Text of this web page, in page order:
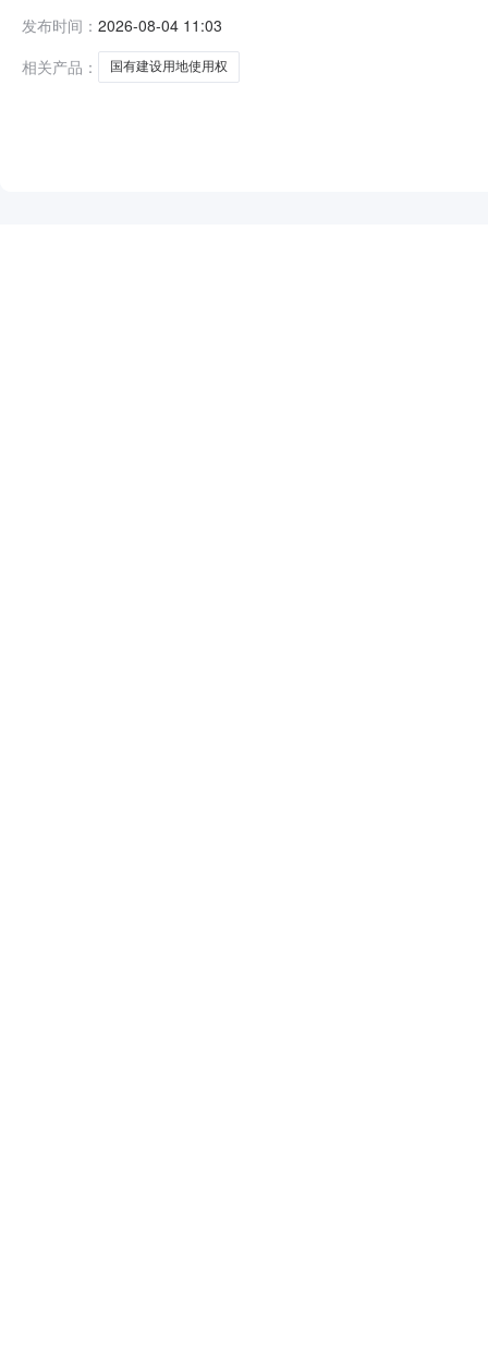
发布时间： 2026-08-04 11:03
相关产品：
国有建设用地使用权